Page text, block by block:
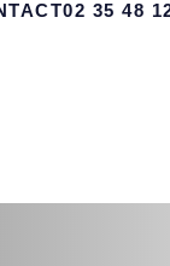
02 35 48